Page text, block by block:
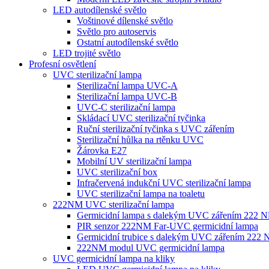
LED autodílenské světlo
Voštinové dílenské světlo
Světlo pro autoservis
Ostatní autodílenské světlo
LED trojité světlo
Profesní osvětlení
UVC sterilizační lampa
Sterilizační lampa UVC-A
Sterilizační lampa UVC-B
UVC-C sterilizační lampa
Skládací UVC sterilizační tyčinka
Ruční sterilizační tyčinka s UVC zářením
Sterilizační hůlka na rtěnku UVC
Žárovka E27
Mobilní UV sterilizační lampa
UVC sterilizační box
Infračervená indukční UVC sterilizační lampa
UVC sterilizační lampa na toaletu
222NM UVC sterilizační lampa
Germicidní lampa s dalekým UVC zářením 222
PIR senzor 222NM Far-UVC germicidní lampa
Germicidní trubice s dalekým UVC zářením 222
222NM modul UVC germicidní lampa
UVC germicidní lampa na kliky